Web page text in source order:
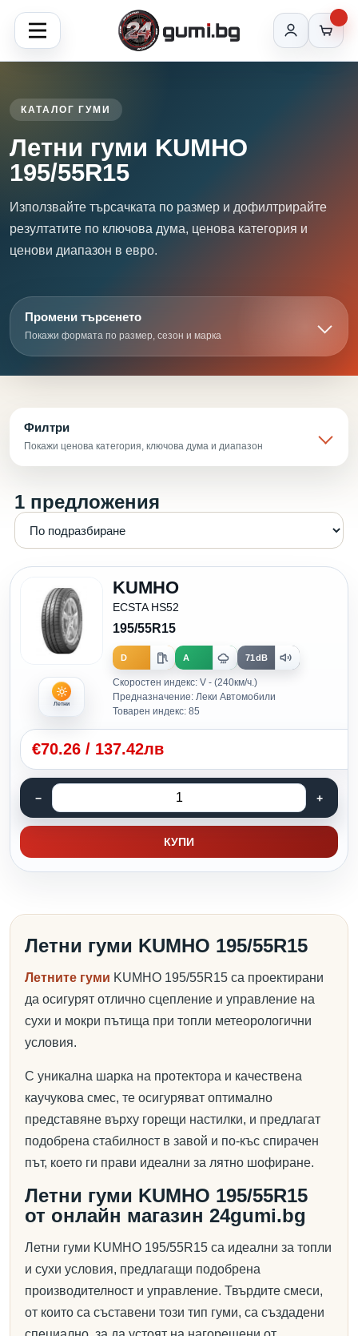
КАТАЛОГ ГУМИ
Летни гуми KUMHO
195/55R15
Използвайте търсачката по размер и дофилтрирайте
резултатите по ключова дума, ценова категория и
ценови диапазон в евро.
Промени търсенето
Покажи формата по размер, сезон и марка
Филтри
Покажи ценова категория, ключова дума и диапазон
1 предложения
Летни
KUMHO
ECSTA HS52
195/55R15
D A 71dB
Скоростен индекс: V - (240км/ч.)
Предназначение: Леки Автомобили
Товарен индекс: 85
€70.26 / 137.42лв
КУПИ
Летни гуми KUMHO 195/55R15
Летните гуми KUMHO 195/55R15 са проектирани
да осигурят отлично сцепление и управление на
сухи и мокри пътища при топли метеорологични
условия.
С уникална шарка на протектора и качествена
каучукова смес, те осигуряват оптимално
представяне върху горещи настилки, и предлагат
подобрена стабилност в завой и по-къс спирачен
път, което ги прави идеални за лятно шофиране.
Летни гуми KUMHO 195/55R15
от онлайн магазин 24gumi.bg
Летни гуми KUMHO 195/55R15 са идеални за топли
и сухи условия, предлагащи подобрена
производителност и управление. Твърдите смеси,
от които са съставени този тип гуми, са създадени